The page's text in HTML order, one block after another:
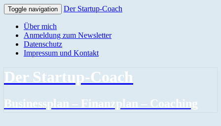
Toggle navigation Der Startup-Coach
Über mich
Anmeldung zum Newsletter
Datenschutz
Impressum und Kontakt
Der Startup-Coach
Businessplan – Finanzplan – Coaching